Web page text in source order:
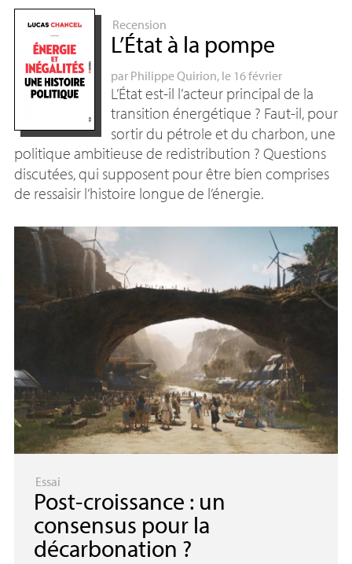
Recension
L’État à la pompe
par Philippe Quirion, le 16 février
L’État est-il l’acteur principal de la
transition énergétique ? Faut-il, pour
sortir du pétrole et du charbon, une
politique ambitieuse de redistribution ? Questions
discutées, qui supposent pour être bien comprises
de ressaisir l’histoire longue de l’énergie.
Essai
Post-croissance : un
consensus pour la
décarbonation ?